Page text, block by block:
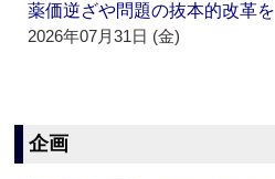
薬価逆ざや問題の抜本的改革を
2026年07月31日 (金)
企画